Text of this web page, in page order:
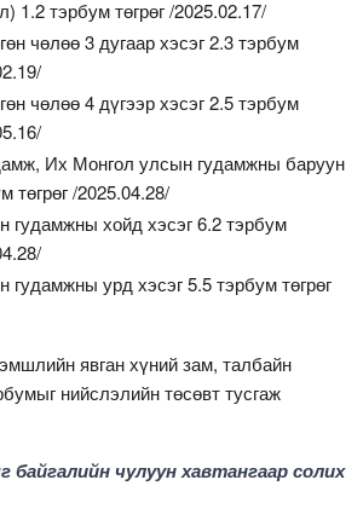
1.2 тэрбум төгрөг /2025.02.17/
чөлөө 3 дугаар хэсэг 2.3 тэрбум
чөлөө 4 дүгээр хэсэг 2.5 тэрбум
Их Монгол улсын гудамжны баруун
төгрөг /2025.04.28/
гудамжны хойд хэсэг 6.2 тэрбум
гудамжны урд хэсэг 5.5 тэрбум төгрөг
явган хүний зам, талбайн
нийслэлийн төсөвт тусгаж
байгалийн чулуун хавтангаар солих